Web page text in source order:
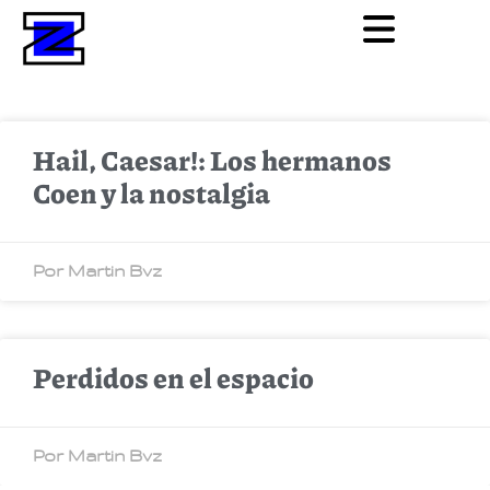
Hail, Caesar!: Los hermanos
Coen y la nostalgia
Por Martin Bvz
Perdidos en el espacio
Por Martin Bvz